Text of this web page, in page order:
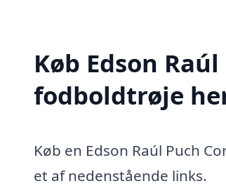
Køb Edson
fodboldtrøje
Køb en Edson Raúl Puch
et af nedenstående links.